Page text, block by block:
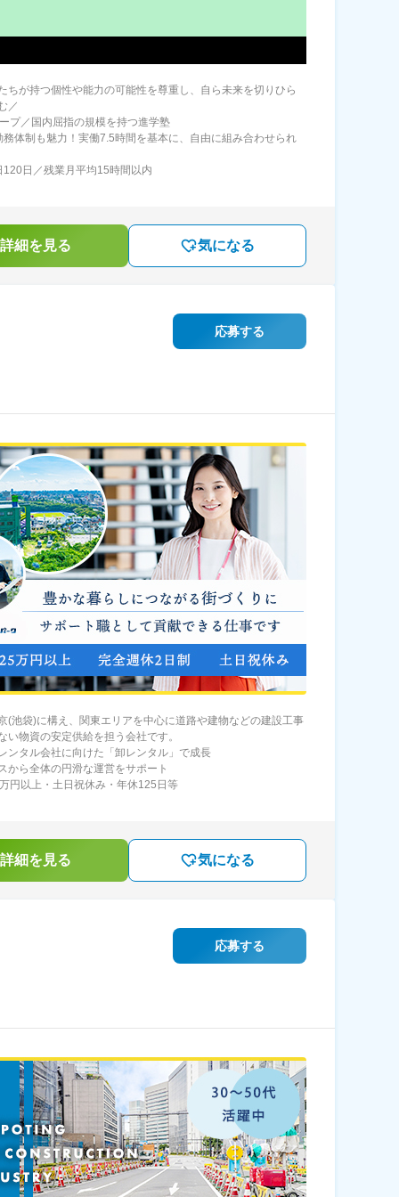
ちが持つ個性や能力の可能性を尊重し、自ら未来を切りひら
／
プ／国内屈指の規模を持つ進学塾
務体制も魅力！実働7.5時間を基本に、自由に組み合わせられ
120日／残業月平均15時間以内
細を見る 気になる
応募する
(池袋)に構え、関東エリアを中心に道路や建物などの建設工事
い物資の安定供給を担う会社です。
ンタル会社に向けた「卸レンタル」で成長
から全体の円滑な運営をサポート
円以上・土日祝休み・年休125日等
細を見る 気になる
応募する